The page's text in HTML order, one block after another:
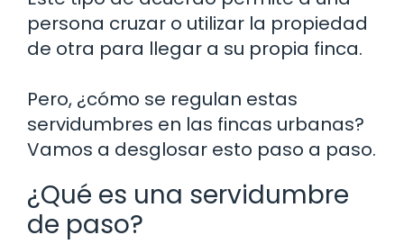
persona cruzar o utilizar la propiedad
de otra para llegar a su propia finca.
Pero, ¿cómo se regulan estas
servidumbres en las fincas urbanas?
Vamos a desglosar esto paso a paso.
¿Qué es una servidumbre
de paso?